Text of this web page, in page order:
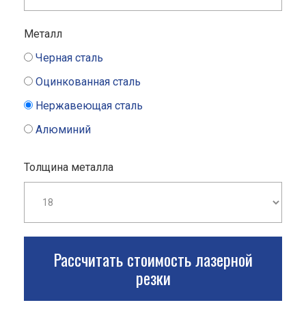
Металл
Черная сталь
Оцинкованная сталь
Нержавеющая сталь
Алюминий
Толщина металла
Рассчитать стоимость лазерной
резки